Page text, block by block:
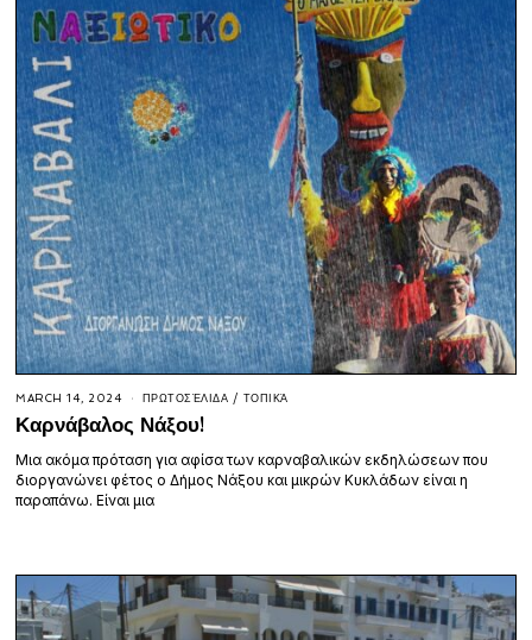
MARCH 14, 2024 ΠΡΩΤΟΣΈΛΙΔΑ / ΤΟΠΙΚΆ
Καρνάβαλος Νάξου!
Μια ακόμα πρόταση για αφίσα των καρναβαλικών εκδηλώσεων που
διοργανώνει φέτος ο Δήμος Νάξου και μικρών Κυκλάδων είναι η
παραπάνω. Είναι μια